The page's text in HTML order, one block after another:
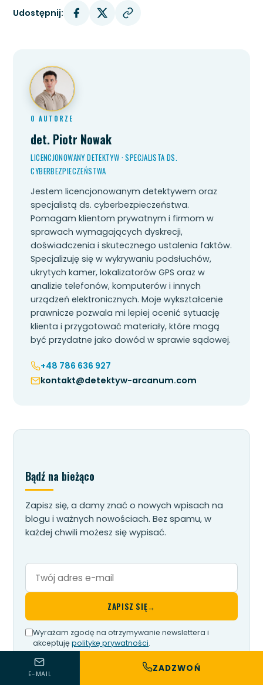
Udostępnij:
O AUTORZE
det. Piotr Nowak
LICENCJONOWANY DETEKTYW · SPECJALISTA DS.
CYBERBEZPIECZEŃSTWA
Jestem licencjonowanym detektywem oraz
specjalistą ds. cyberbezpieczeństwa.
Pomagam klientom prywatnym i firmom w
sprawach wymagających dyskrecji,
doświadczenia i skutecznego ustalenia faktów.
Specjalizuję się w wykrywaniu podsłuchów,
ukrytych kamer, lokalizatorów GPS oraz w
analizie telefonów, komputerów i innych
urządzeń elektronicznych. Moje wykształcenie
prawnicze pozwala mi lepiej ocenić sytuację
klienta i przygotować materiały, które mogą
być przydatne jako dowód w sprawie sądowej.
+48 786 636 927
kontakt@detektyw-arcanum.com
Bądź na bieżąco
Zapisz się, a damy znać o nowych wpisach na
blogu i ważnych nowościach. Bez spamu, w
każdej chwili możesz się wypisać.
Twój
adres
mail
ZAPISZ SIĘ→
Wyrażam zgodę na otrzymywanie newslettera i
akceptujępolitykę prywatności.
E-MAIL
ZADZWOŃ